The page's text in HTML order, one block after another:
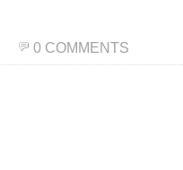
0 COMMENTS